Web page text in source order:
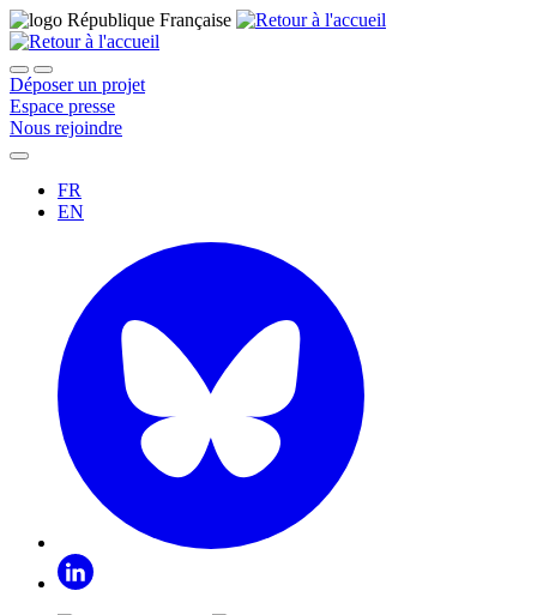
Déposer un projet
Espace presse
Nous rejoindre
FR
EN